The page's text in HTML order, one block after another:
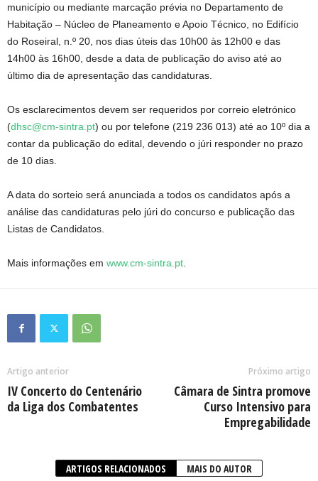
município ou mediante marcação prévia no Departamento de
Habitação – Núcleo de Planeamento e Apoio Técnico, no Edifício
do Roseiral, n.º 20, nos dias úteis das 10h00 às 12h00 e das
14h00 às 16h00, desde a data de publicação do aviso até ao
último dia de apresentação das candidaturas.
Os esclarecimentos devem ser requeridos por correio eletrónico
(dhsc@cm-sintra.pt) ou por telefone (219 236 013) até ao 10º dia a
contar da publicação do edital, devendo o júri responder no prazo
de 10 dias.
A data do sorteio será anunciada a todos os candidatos após a
análise das candidaturas pelo júri do concurso e publicação das
Listas de Candidatos.
Mais informações em www.cm-sintra.pt
Artigo anterior
IV Concerto do Centenário
da Liga dos Combatentes
Próximo artigo
Câmara de Sintra promove
Curso Intensivo para
Empregabilidade
ARTIGOS RELACIONADOS MAIS DO AUTOR